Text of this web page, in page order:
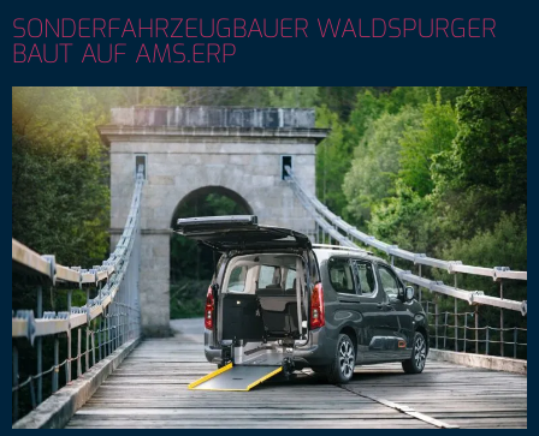
SONDERFAHRZEUGBAUER WALDSPURGER
BAUT AUF AMS.ERP